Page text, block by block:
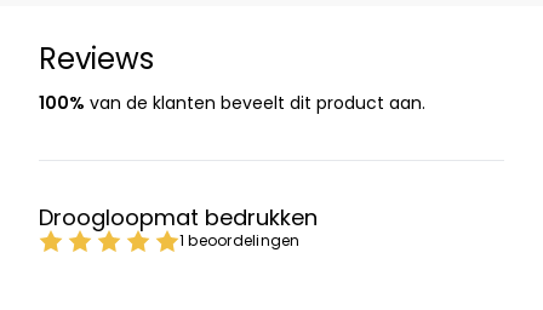
Reviews
100% van de klanten beveelt dit product aan.
Droogloopmat bedrukken
1 beoordelingen